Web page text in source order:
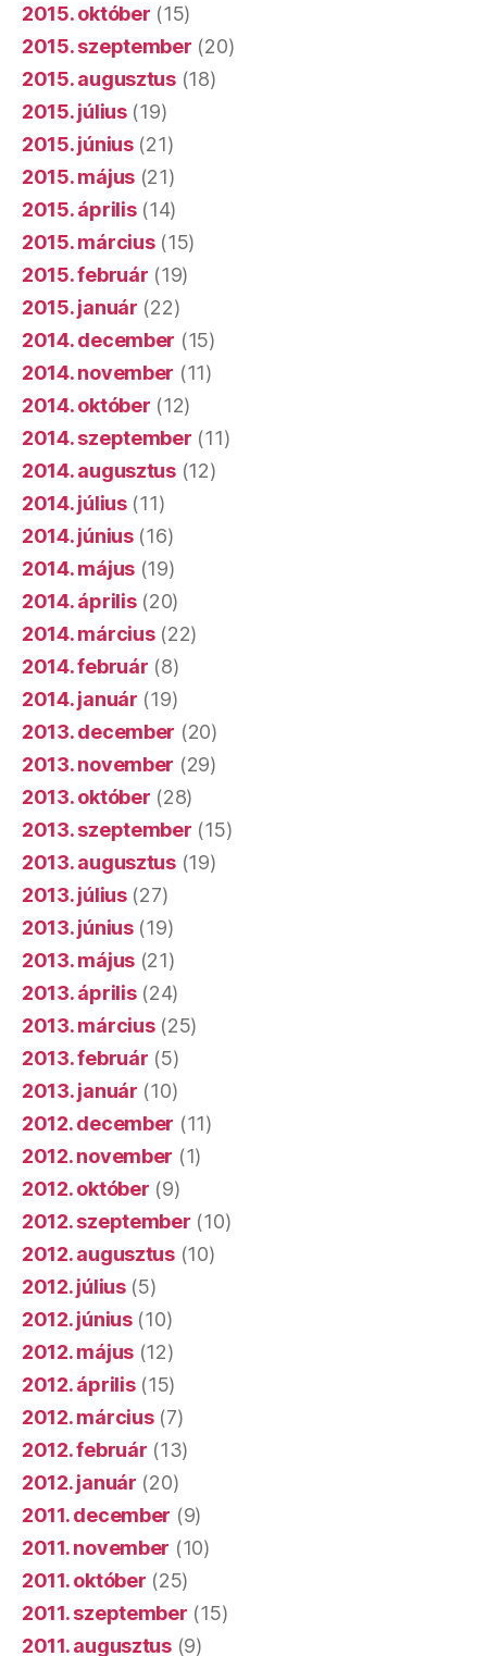
2015. október (15)
2015. szeptember (20)
2015. augusztus(18)
2015. július(19)
2015. június(21)
2015. május (21)
2015. április(14)
2015. március(15)
2015. február (19)
2015. január (22)
2014. december (15)
2014. november (11)
2014. október (12)
2014. szeptember (11)
2014. augusztus(12)
2014. július(11)
2014. június(16)
2014. május (19)
2014. április(20)
2014. március(22)
2014. február (8)
2014. január (19)
2013. december (20)
2013. november (29)
2013. október (28)
2013. szeptember (15)
2013. augusztus(19)
2013. július(27)
2013. június(19)
2013. május (21)
2013. április(24)
2013. március(25)
2013. február (5)
2013. január (10)
2012. december (11)
2012. november (1)
2012. október (9)
2012. szeptember (10)
2012. augusztus(10)
2012. július(5)
2012. június(10)
2012. május (12)
2012. április(15)
2012. március(7)
2012. február (13)
2012. január (20)
2011. december (9)
2011. november (10)
2011. október (25)
2011. szeptember (15)
2011. augusztus(9)